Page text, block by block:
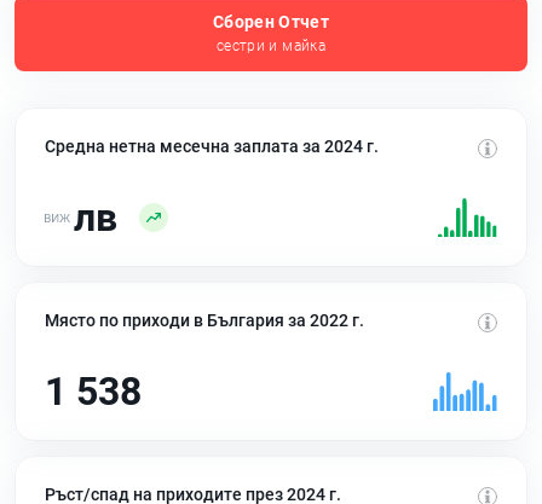
Сборен Отчет
сестри и майка
Средна нетна месечна заплата за 2024 г.
лв
Място по приходи в България за 2022 г.
1 538
Ръст/спад на приходите през 2024 г.